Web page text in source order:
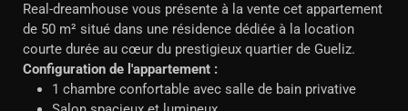
Real-dreamhouse vous présente à la vente cet appartement
de 50 m² situé dans une résidence dédiée à la location
courte durée au cœur du prestigieux quartier de Gueliz.
Configuration de l'appartement :
1 chambre confortable avec salle de bain privative